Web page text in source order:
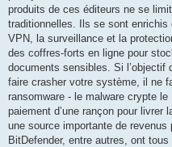
produits de ces éditeurs ne se
traditionnelles. Ils se sont
VPN, la surveillance et la
des coffres-forts en ligne pour
documents sensibles. Si
faire crasher votre système, il ne
ransomware - le malware crypte
paiement d’une rançon pour livrer
une source importante de
BitDefender, entre autres, ont